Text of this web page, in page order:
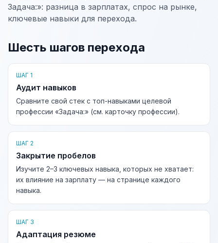
Задача:»: разница в зарплатах, спрос на рынке,
ключевые навыки для перехода.
Шесть шагов перехода
ШАГ 1
Аудит навыков
Сравните свой стек с топ-навыками целевой
профессии «Задача:» (см. карточку профессии).
ШАГ 2
Закрытие пробелов
Изучите 2–3 ключевых навыка, которых не хватает:
их влияние на зарплату — на странице каждого
навыка.
ШАГ 3
Адаптация резюме